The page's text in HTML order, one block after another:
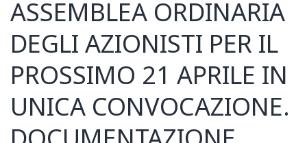
ASSEMBLEA ORDINARIA
DEGLI AZIONISTI PER IL
PROSSIMO 21 APRILE IN
UNICA CONVOCAZIONE.